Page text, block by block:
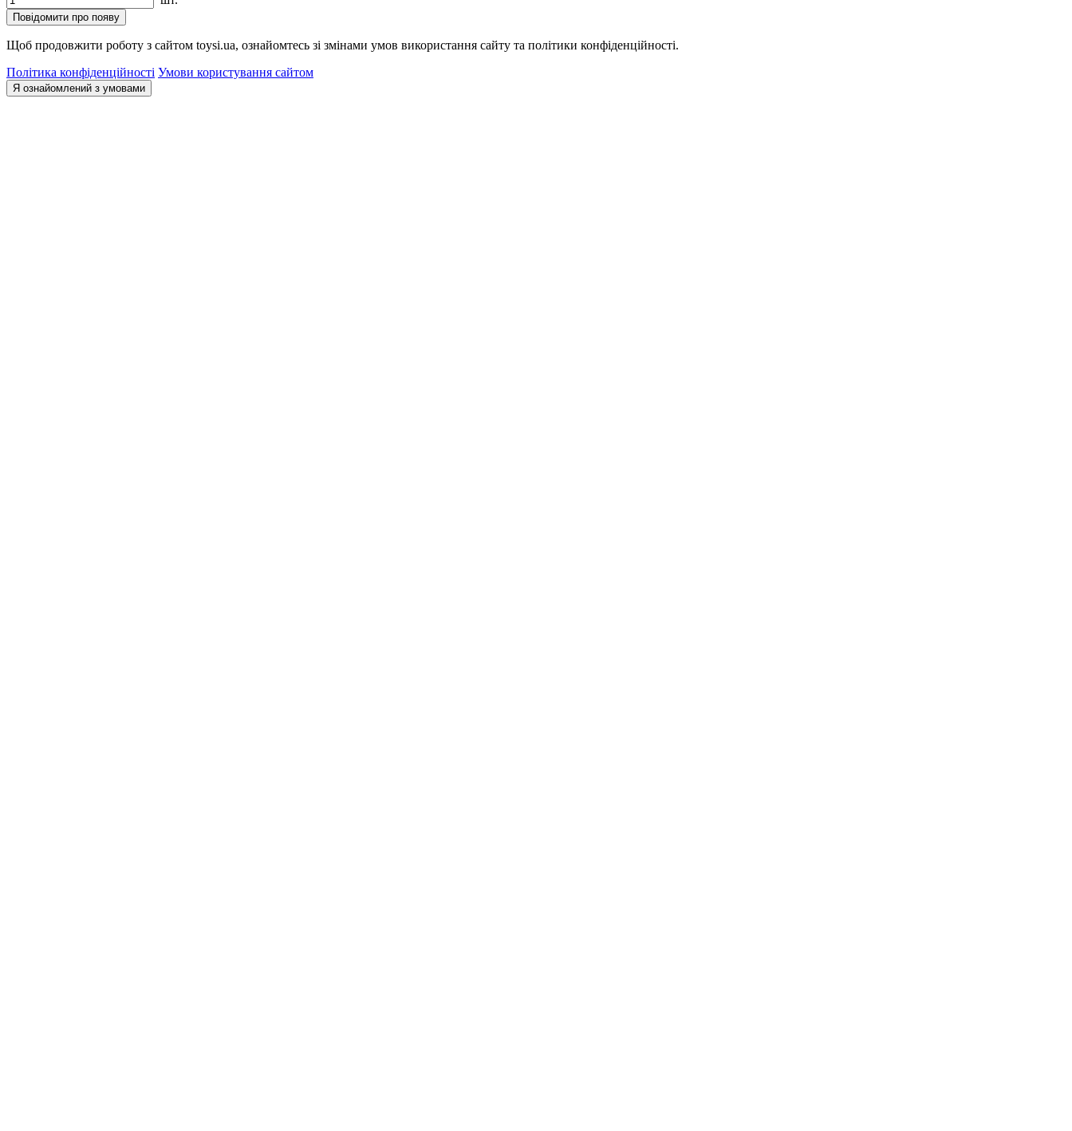
Повідомити про появу
Щоб продовжити роботу з сайтом toysi.ua, ознайомтесь зі змінами умов використання сайту та політики конфіденційності.
Політика конфіденційності Умови користування сайтом
Я ознайомлений з умовами